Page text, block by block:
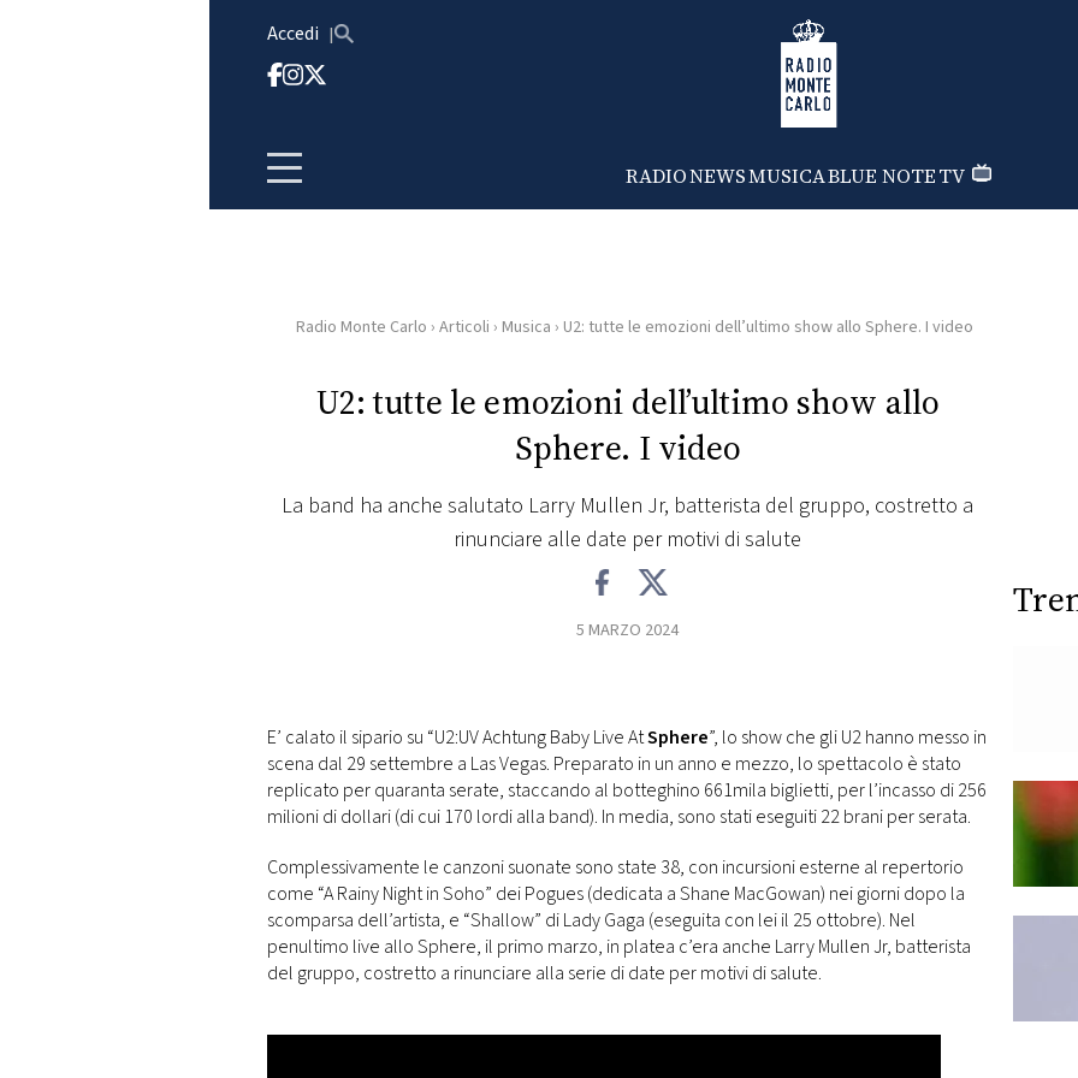
Accedi Radio Monte Carlo
RADIONEWSMUSICABLUE NOTETV
HOME
RADIO
CONCORSI
EVENTI
VIDEO
Radio Monte Carlo › Articoli › Musica › U2: tutte le emozioni dell’ultimo show allo Sphere. I video
U2: tutte le emozioni dell’ultimo show allo
Sphere. I video
La band ha anche salutato Larry Mullen Jr, batterista del gruppo, costretto a
rinunciare alle date per motivi di salute
5 MARZO 2024
E’ calato il sipario su “U2:UV Achtung Baby Live AtSphere”, lo show che gli U2 hanno messo in
scena dal 29 settembre a Las Vegas. Preparato in un anno e mezzo, lo spettacolo è stato
replicato per quaranta serate, staccando al botteghino 661mila biglietti, per l’incasso di 256
milioni di dollari (di cui 170 lordi alla band). In media, sono stati eseguiti 22 brani per serata.
Complessivamente le canzoni suonate sono state 38, con incursioni esterne al repertorio
come “A Rainy Night in Soho” dei Pogues (dedicata a Shane MacGowan) nei giorni dopo la
scomparsa dell’artista, e “Shallow” di Lady Gaga (eseguita con lei il 25 ottobre). Nel
penultimo live allo Sphere, il primo marzo, in platea c’era anche Larry Mullen Jr, batterista
del gruppo, costretto a rinunciare alla serie di date per motivi di salute.